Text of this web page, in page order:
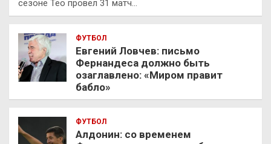
сезоне Тео провел 31 матч…
ФУТБОЛ
Евгений Ловчев: письмо
Фернандеса должно быть
озаглавлено: «Миром правит
бабло»
ФУТБОЛ
Алдонин: со временем